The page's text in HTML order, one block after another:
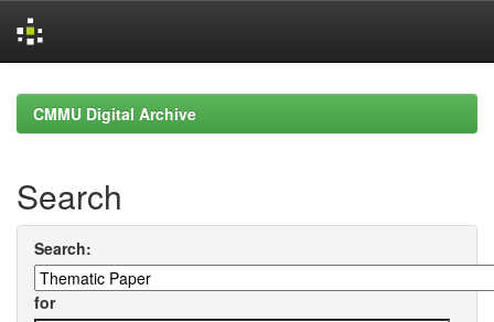
navigationCMMU Digital Archive
Search
Search:
for